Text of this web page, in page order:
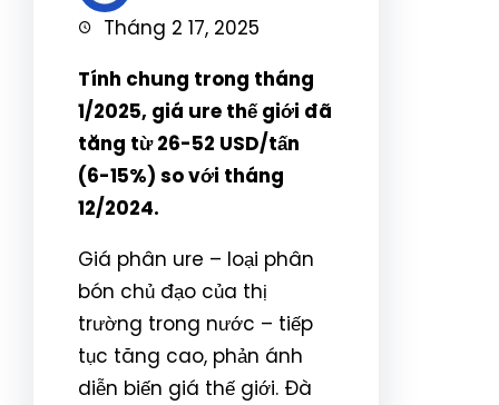
Tháng 2 17, 2025
Tính chung trong tháng
1/2025, giá ure thế giới đã
tăng từ 26-52 USD/tấn
(6-15%) so với tháng
12/2024.
Giá phân ure – loại phân
bón chủ đạo của thị
trường trong nước – tiếp
tục tăng cao, phản ánh
diễn biến giá thế giới. Đà